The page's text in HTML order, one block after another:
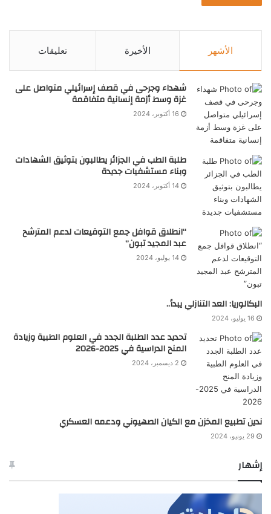
الأشهر الأخيرة تعليقات
شهداء وجرحى في قصف إسرائيلي متواصل على
غزة وسط أزمة إنسانية متفاقمة
16 أكتوبر، 2024
طلبة الطب في الجزائر يطالبون بتوثيق الشهادات
وبناء مستشفيات جديدة
14 أكتوبر، 2024
“انطلاق قوافل جمع التوقيعات لدعم المترشح
عبد المجيد تبون”
14 يوليو، 2024
البكالوريا: العد التنازلي يبدأ..
16 يوليو، 2024
تحديد عدد الطلبة الجدد في العلوم الطبية وزيادة
المنح الدراسية في 2025-2026
2 ديسمبر، 2024
ندين تطبيع المخزن مع الكيان الصهيوني ودعمه العسكري
29 يونيو، 2024
إشهار